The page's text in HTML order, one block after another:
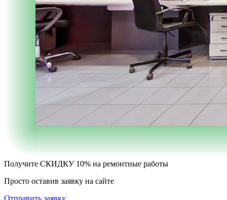
Получите СКИДКУ 10% на ремонтные работы
Просто оставив заявку на сайте
Отправить заявку